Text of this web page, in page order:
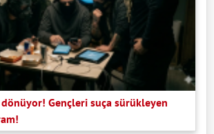
Gençleri suça sürükleyen